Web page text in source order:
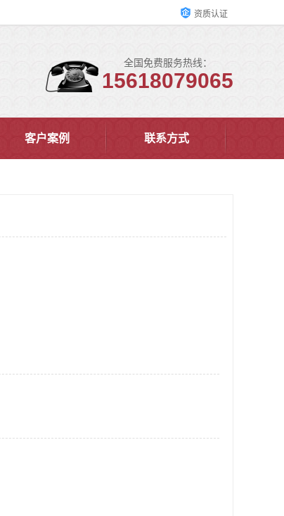
资质认证
全国免费服务热线：
15618079065
客户案例 联系方式